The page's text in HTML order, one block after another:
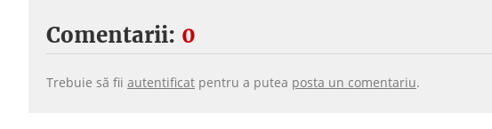
Comentarii: 0
Trebuie să fii autentificat pentru a putea posta un comentariu.